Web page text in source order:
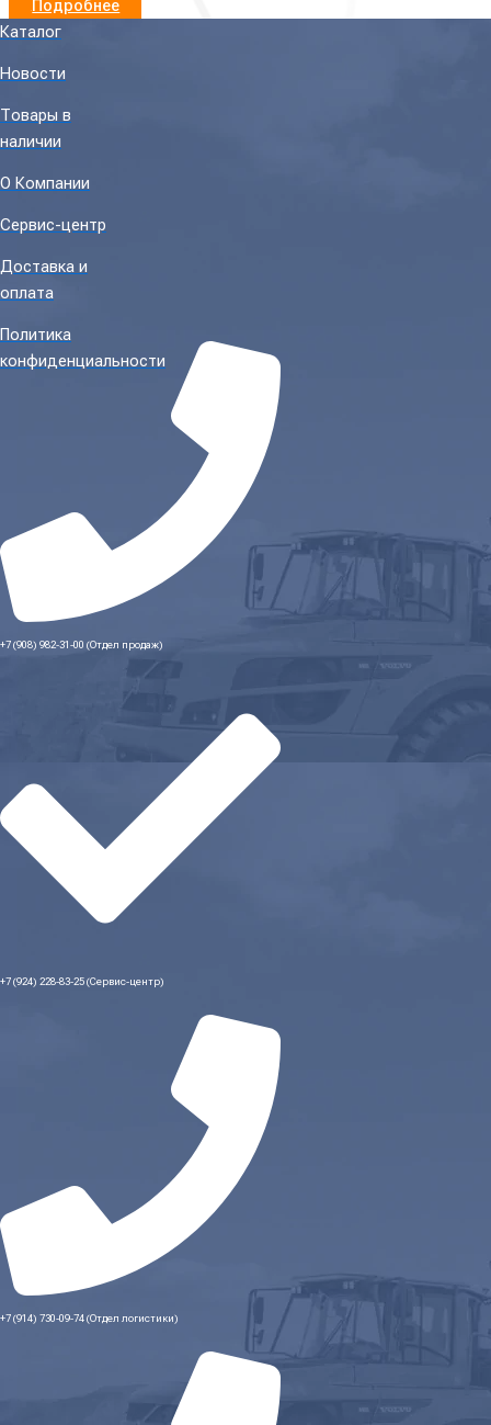
Подробнее
Каталог
Новости
Товары в
наличии
О Компании
Сервис-центр
Доставка и
оплата
Политика
конфиденциальности
+7 (908) 982-31-00 (Отдел продаж)
+7 (924) 228-83-25 (Сервис-центр)
+7 (914) 730-09-74 (Отдел логистики)